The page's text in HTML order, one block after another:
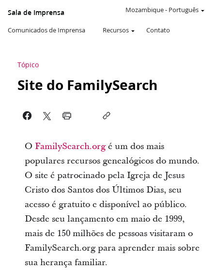
Sala de Imprensa
Comunicados de Imprensa Recursos Contato
Mozambique- Português
Tópico
Site do FamilySearch
O FamilySearch.orgé um dos mais
populares recursos genealógicos do mundo.
O site é patrocinado pela Igreja de Jesus
Cristo dos Santos dos Últimos Dias, seu
acesso é gratuito e disponível ao público.
Desde seu lançamento em maio de 1999,
mais de 150 milhões de pessoas visitaram o
FamilySearch.org para aprender mais sobre
sua herança familiar.